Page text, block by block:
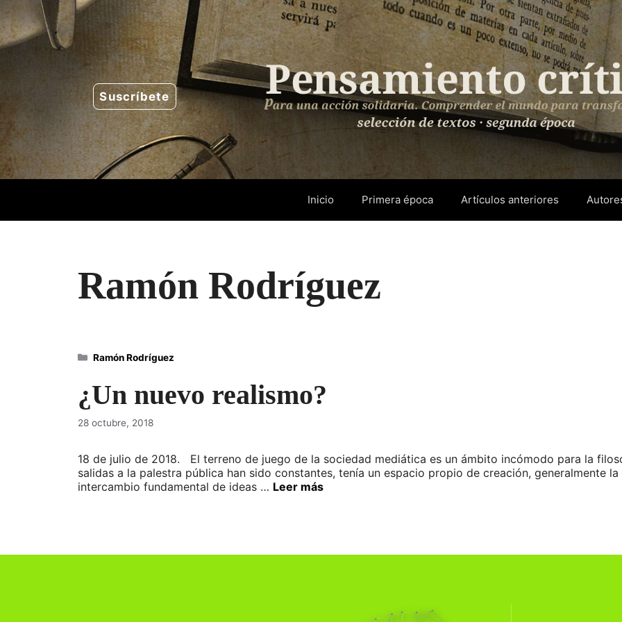
Saltar
al
contenido
Suscríbete
Inicio Primera época Artículos anteriores
Ramón Rodríguez
¿Un nuevo realismo?
28 octubre, 2018
18 de julio de 2018. El terreno de juego de la sociedad mediática es un ámbito incómodo para la
salidas a la palestra pública han sido constantes, tenía un espacio propio de creación, generalmente
intercambio fundamental de ideas … Leer más
Categorías
Ramón Rodríguez